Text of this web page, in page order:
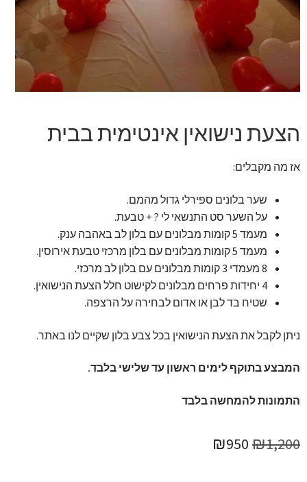
זר מתוק
בלונים בראשון לציון
מתנות בראשון לציון
תשלום
מחירון משלוחי בלונים
קטלוג מוצרים
הצעת נישואין אינטימית בבית
אז מה מקבלים:
שער בלונים ספירלי גדול מהמם.
על השער סט התנשאי לי ? + טבעת.
מעמד 5 קומות מבלונים עם בלון לב באהבה ענק.
מעמד 5 קומות מבלונים עם בלון מרכזי טבעת אירוסין.
8 מעמדי 3 קומות מבלונים עם בלון לב מרכזי.
4 יחידות פרחים מבלונים לקישוט חלל הצעת הנישואין.
שטיח בד לבן או אדום לבחירה על הרצפה.
ניתן לקבל את הצעת הנישואין בכל צבע בלון שקיים לנו באתר.
המבצע בתוקף לימים ראשון עד שלישי בלבד.
התמונות להמחשה בלבד
₪1,200
המחיר
₪950